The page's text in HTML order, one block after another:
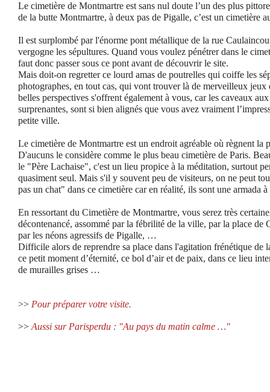
Le cimetière de Montmartre est sans nul doute l’un des plus
de la butte Montmartre, à deux pas de Pigalle, c’est un cimetière
Il est surplombé par l'énorme pont métallique de la rue
vergogne les sépultures. Quand vous voulez pénétrer dans le
faut donc passer sous ce pont avant de découvrir le site.
Mais doit-on regretter ce lourd amas de poutrelles qui coiffe les
photographes, en tout cas, qui vont trouver là de merveilleux jeux
belles perspectives s'offrent également à vous, car les caveaux
surprenantes, sont si bien alignés que vous avez vraiment
petite ville.
Le cimetière de Montmartre est un endroit agréable où règnent la
D'aucuns le considère comme le plus beau cimetière de Paris.
le "Père Lachaise", c'est un lieu propice à la méditation, surtout
quasiment seul. Mais s'il y souvent peu de visiteurs, on ne peut
pas un chat" dans ce cimetière car en réalité, ils sont une armada
En ressortant du Cimetière de Montmartre, vous serez très
décontenancé, assommé par la fébrilité de la ville, par la place
par les néons agressifs de Pigalle, …
Difficile alors de reprendre sa place dans l'agitation frénétique de
ce petit moment d’éternité, ce bol d’air et de paix, dans ce lieu
de murailles grises …
>> Pour préparer votre visite.
>> Aussi sur Parisperdu : "Au pays du matin calme …"